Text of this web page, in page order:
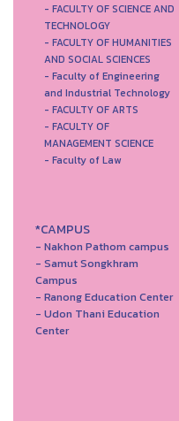
- FACULTY OF SCIENCE AND
TECHNOLOGY
- FACULTY OF HUMANITIES
AND SOCIAL SCIENCES
- Faculty of Engineering
and Industrial Technology
- FACULTY OF ARTS
- FACULTY OF
MANAGEMENT SCIENCE
- Faculty of Law
*CAMPUS
- Nakhon Pathom campus
- Samut Songkhram
Campus
- Ranong Education Center
- Udon Thani Education
Center